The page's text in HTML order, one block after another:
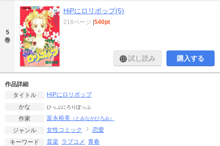
5
巻
HiPにロリポップ(5)
216ページ |540pt
試し読み 購入する
作品詳細
タイトル
HiPにロリポップ
かな
ひっぷにろりぽっぷ
作家 富永裕美 （とみながひろみ）
ジャンル 女性コミック
恋愛
キーワード
音楽 ラブコメ 青春